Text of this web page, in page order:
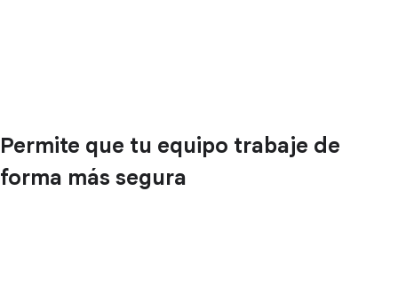
Permite que tu equipo trabaje de
forma más segura